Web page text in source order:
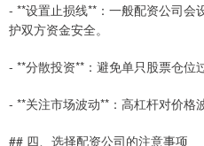
- **设置止损线**：一般配资公司会
护双方资金安全。
- **分散投资**：避免单只股票仓位
- **关注市场波动**：高杠杆对价格
## 四、选择配资公司的注意事项